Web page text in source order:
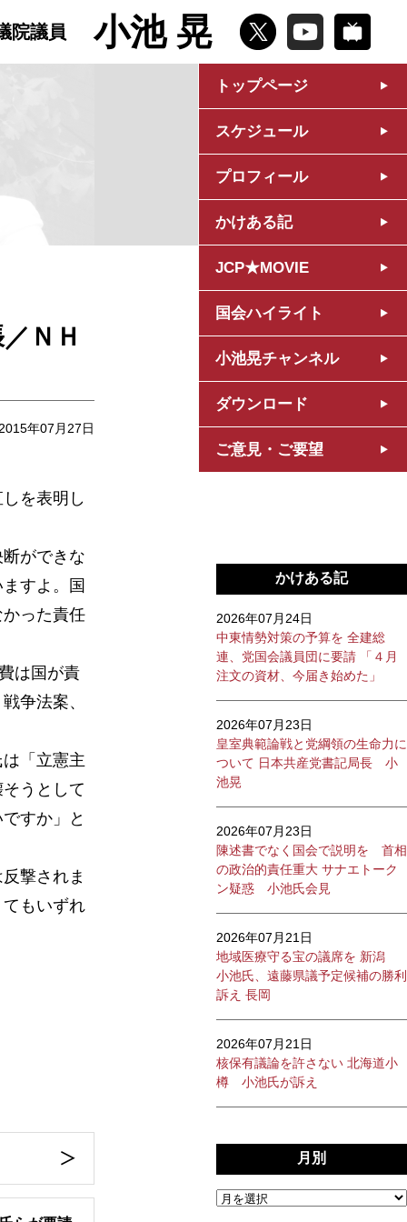
院議員 小池 晃
トップページ
スケジュール
プロフィール
かけある記
JCP★MOVIE
国会ハイライト
小池晃チャンネル
ダウンロード
ご意見・ご要望
ＮＨ
2015年07月27日
を表明し
ができな
すよ。国
った責任
は国が責
争法案、
「立憲主
うとして
すか」と
撃されま
もいずれ
かけある記
2026年07月24日
中東情勢対策の予算を 全建総
連、党国会議員団に要請 「４月
注文の資材、今届き始めた」
2026年07月23日
皇室典範論戦と党綱領の生命力に
ついて 日本共産党書記局長 小
池晃
2026年07月23日
陳述書でなく国会で説明を 首相
の政治的責任重大 サナエトーク
ン疑惑 小池氏会見
2026年07月21日
地域医療守る宝の議席を 新潟
小池氏、遠藤県議予定候補の勝利
訴え 長岡
2026年07月21日
核保有議論を許さない 北海道小
樽 小池氏が訴え
月別